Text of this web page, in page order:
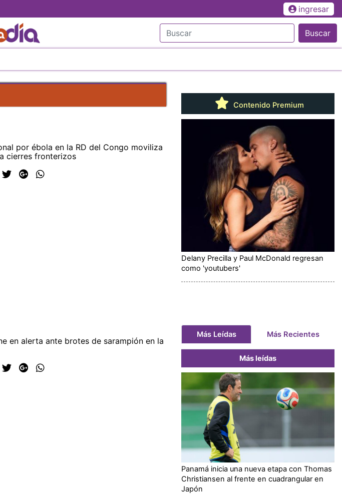
al
contenido
principal
ingresar
Buscar
por ébola en la RD del Congo moviliza
cierres fronterizos
en alerta ante brotes de sarampión en la
Contenido Premium
Delany Precilla y Paul McDonald regresan
como 'youtubers'
Más Leídas Más Recientes
Más leídas
Panamá inicia una nueva etapa con Thomas
Christiansen al frente en cuadrangular en
Japón